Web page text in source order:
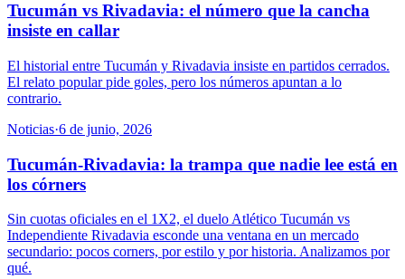
Tucumán vs Rivadavia: el número que la cancha
insiste en callar
El historial entre Tucumán y Rivadavia insiste en partidos cerrados.
El relato popular pide goles, pero los números apuntan a lo
contrario.
Noticias·6 de junio, 2026
Tucumán-Rivadavia: la trampa que nadie lee está en
los córners
Sin cuotas oficiales en el 1X2, el duelo Atlético Tucumán vs
Independiente Rivadavia esconde una ventana en un mercado
secundario: pocos corners, por estilo y por historia. Analizamos por
qué.